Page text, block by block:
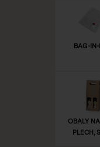
BAG-
OBALY
PLECH,